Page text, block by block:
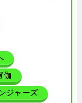
伽
ジャーズ